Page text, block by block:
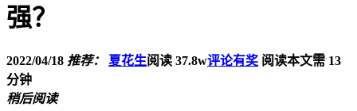
强？
2022/04/18 推荐： 夏花生阅读 37.8w评论有奖 阅读本文需 13
分钟
稍后阅读